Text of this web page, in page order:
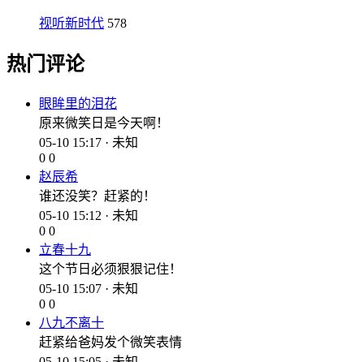
视听新时代 578
热门评论
眼眸里的泪花
原来微笑日是今天啊！
05-10 15:17 · 未知
0 0
赵辰希
谁还没笑？赶紧的！
05-10 15:12 · 未知
0 0
立春十九
这个节日必须狠狠记住！
05-10 15:07 · 未知
0 0
八九不离十
赶紧给爸妈发个微笑表情